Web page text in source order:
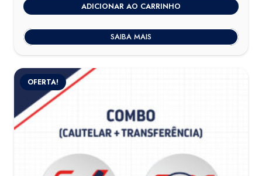
ADICIONAR AO CARRINHO
SAIBA MAIS
OFERTA!